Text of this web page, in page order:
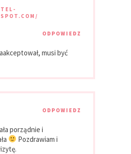
ODPOWIEDZ
musi być
ODPOWIEDZ
porządnie i
Pozdrawiam i